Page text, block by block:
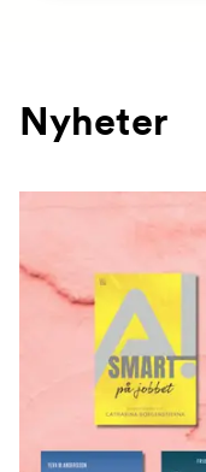
Nyheter